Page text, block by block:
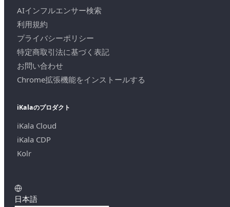
AIインフルエンサー検索
利用規約
プライバシーポリシー
特定商取引法に基づく表記
お問い合わせ
Chrome拡張機能をインストールする
iKalaのプロダクト
iKala Cloud
iKala CDP
Kolr
日本語